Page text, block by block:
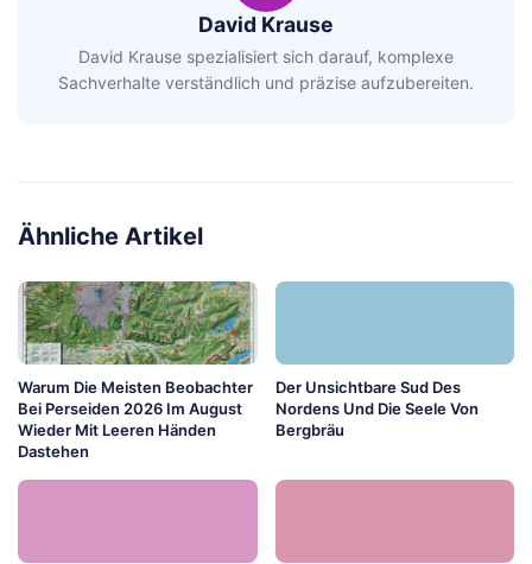
David Krause
David Krause spezialisiert sich darauf, komplexe
Sachverhalte verständlich und präzise aufzubereiten.
Ähnliche Artikel
Warum Die Meisten Beobachter
Bei Perseiden 2026 Im August
Wieder Mit Leeren Händen
Dastehen
Der Unsichtbare Sud Des
Nordens Und Die Seele Von
Bergbräu